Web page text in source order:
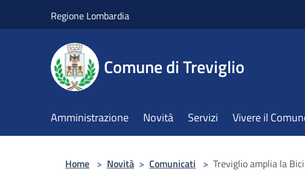
Regione Lombardia
Comune di Treviglio
Amministrazione Novità Servizi Vivere il
Home > Novità > Comunicati > Treviglio amplia la